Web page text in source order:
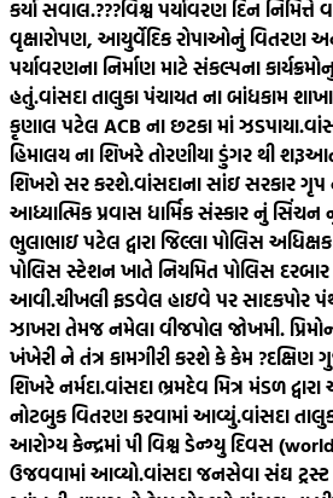
કર્યા સવાલ.???વિશ્વ પર્યાવરણ દિન નિમિત્તે
વૃક્ષારોપણ, આયુર્વેદિક રોપાઓનું વિતરણ
પર્યાવરણના નિર્માણ માટે સંકલ્પના
હતું.વાંસદા તાલુકા પંચાયત ના બાંધકામ
કૃણાલ પટેલ ACB ના છટકા માં ઝડપાયા.
હિમાલય ના શિખરે તોરણીયા ડુંગર થી
શિખરો સર કરશે.વાંસદાના સાંઇ સરકાર ગૃપ
આધ્યાત્મિક પ્રવાસ ધાર્મિક સંસ્કાર નું સિંચન
ભુલાભાઇ પટેલ દ્વારા જિલ્લા પોલિસ
પોલિસ સ્ટેશન ખાતે નિયમિત પોલિસ દરબાર
આવી.ચીખલી ફડવેલ હાઇવે પર સાદકપોર
ઝાખરા તેમજ નમેલા વીજપોલ જોખમી.
ખંખેરી ને તંત્ર કામગીરી કરશે કે કેમ ?દક્ષિણ
શિખરે નર્મદા.વાંસદા ભ્રમદેવ મિત્ર મંડળ
નોટબુક વિતરણ કરવામાં આવ્યું.વાંસદા
આરોગ્ય કેન્દ્રમાં પી વિશ્વ ડેન્ગ્યુ દિવસ
ઉજવવામાં આવ્યો.વાંસદા જનસેવા સંઘ